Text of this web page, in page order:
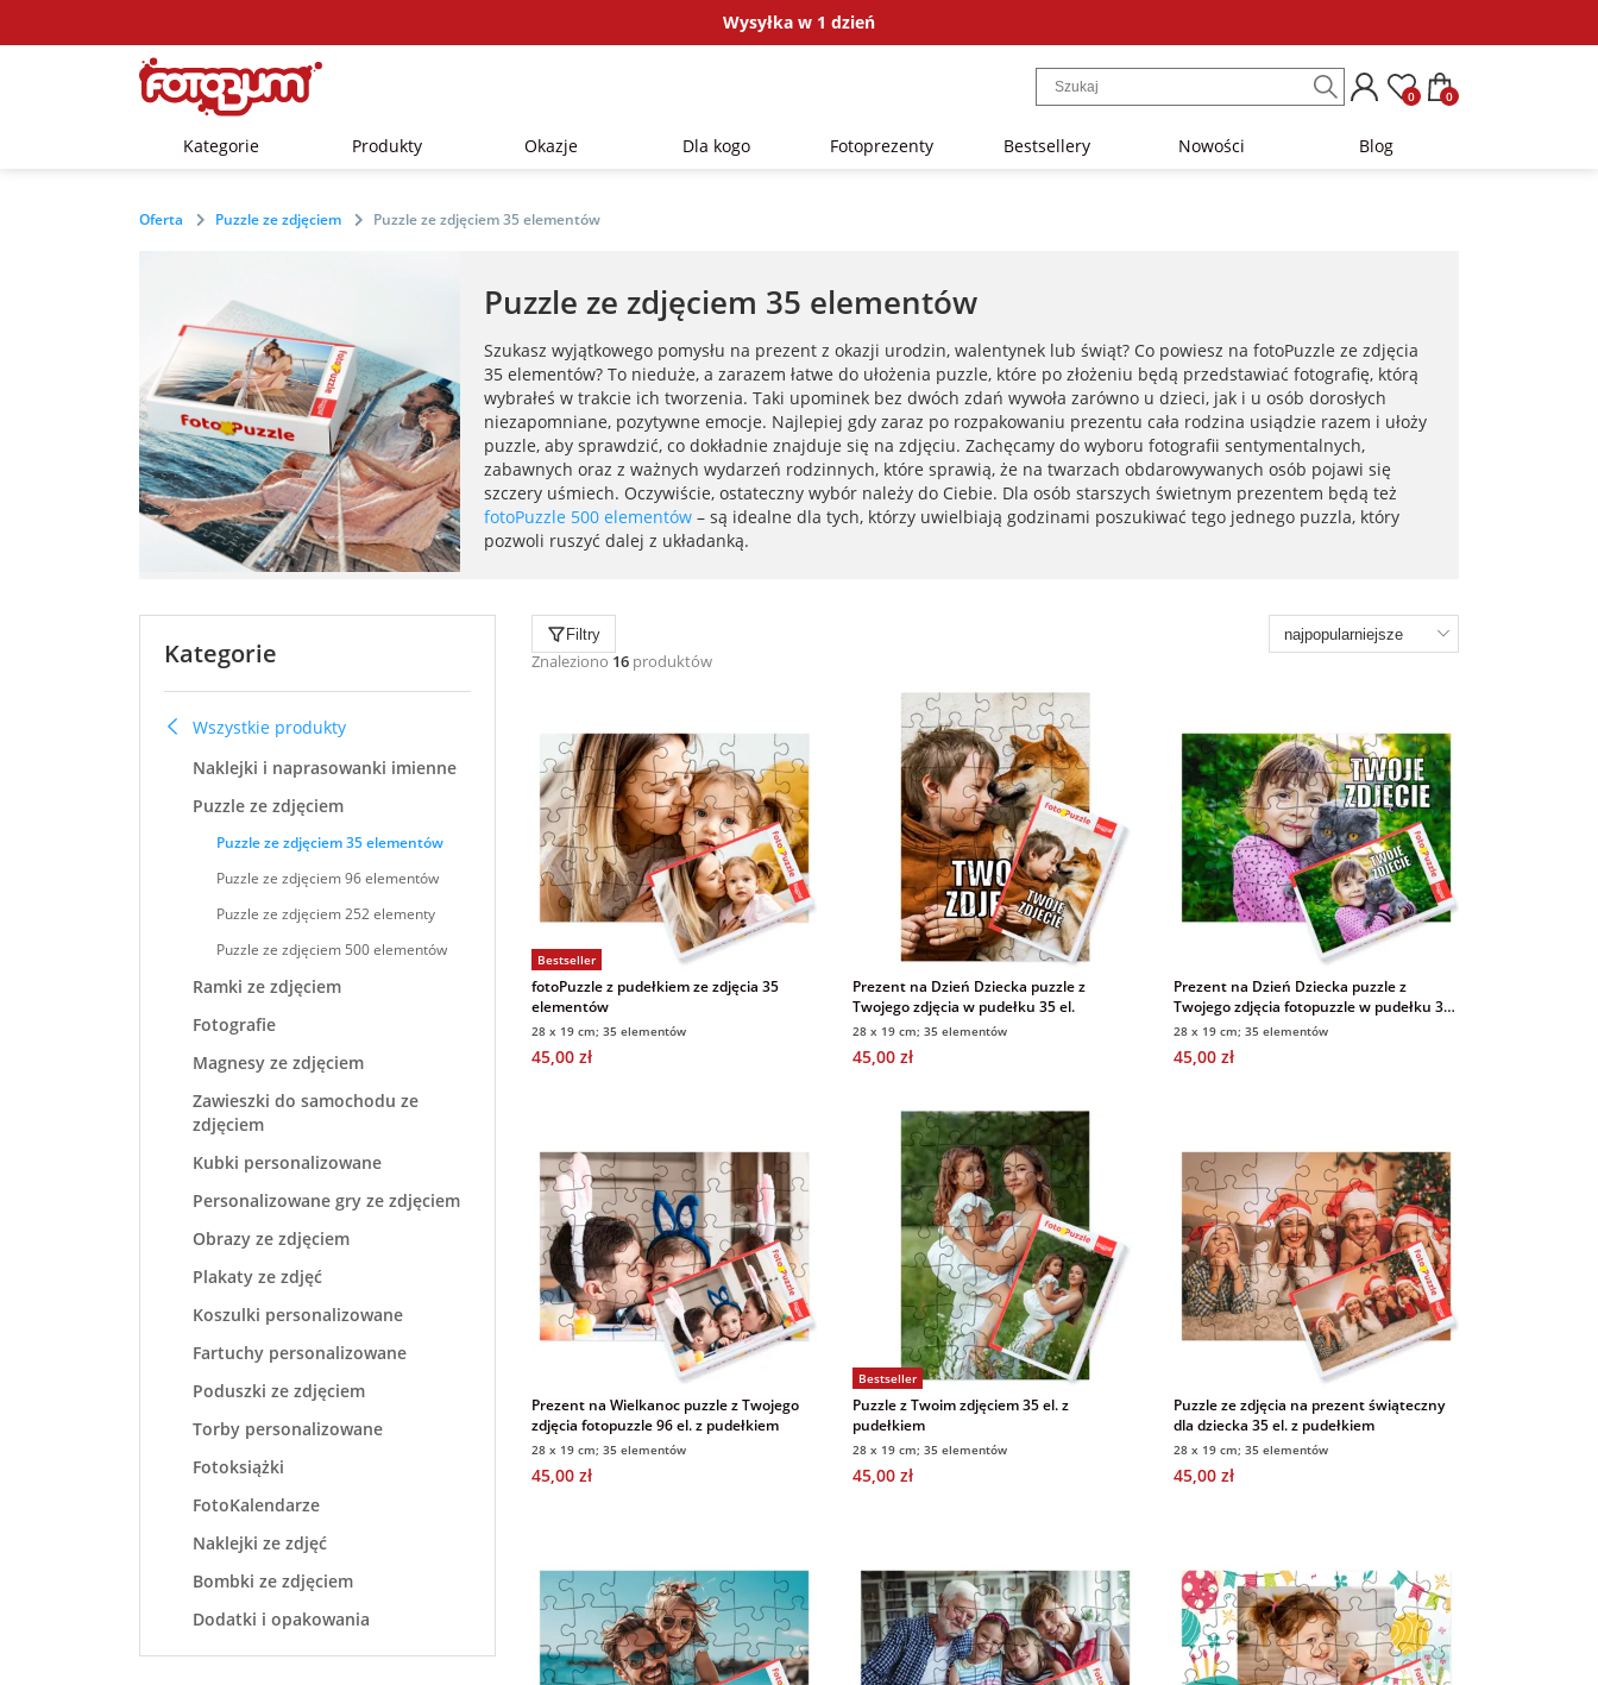
Wysyłka w 1 dzień
0 0
Kategorie Produkty Okazje Dla kogo Fotoprezenty Bestsellery Nowości Blog
Oferta Puzzle ze zdjęciem Puzzle ze zdjęciem 35 elementów
Puzzle ze zdjęciem 35 elementów
Szukasz wyjątkowego pomysłu na prezent z okazji urodzin, walentynek lub świąt? Co powiesz na fotoPuzzle ze zdjęcia
35 elementów? To nieduże, a zarazem łatwe do ułożenia puzzle, które po złożeniu będą przedstawiać fotografię, którą
wybrałeś w trakcie ich tworzenia. Taki upominek bez dwóch zdań wywoła zarówno u dzieci, jak i u osób dorosłych
niezapomniane, pozytywne emocje. Najlepiej gdy zaraz po rozpakowaniu prezentu cała rodzina usiądzie razem i ułoży
puzzle, aby sprawdzić, co dokładnie znajduje się na zdjęciu. Zachęcamy do wyboru fotografii sentymentalnych,
zabawnych oraz z ważnych wydarzeń rodzinnych, które sprawią, że na twarzach obdarowywanych osób pojawi się
szczery uśmiech. Oczywiście, ostateczny wybór należy do Ciebie. Dla osób starszych świetnym prezentem będą też
fotoPuzzle 500 elementów – są idealne dla tych, którzy uwielbiają godzinami poszukiwać tego jednego puzzla, który
pozwoli ruszyć dalej z układanką.
Kategorie
Wszystkie produkty
Naklejki i naprasowanki imienne
Puzzle ze zdjęciem
Puzzle ze zdjęciem 35 elementów
Puzzle ze zdjęciem 96 elementów
Puzzle ze zdjęciem 252 elementy
Puzzle ze zdjęciem 500 elementów
Ramki ze zdjęciem
Fotografie
Magnesy ze zdjęciem
Zawieszki do samochodu ze
zdjęciem
Kubki personalizowane
Personalizowane gry ze zdjęciem
Obrazy ze zdjęciem
Plakaty ze zdjęć
Koszulki personalizowane
Fartuchy personalizowane
Poduszki ze zdjęciem
Torby personalizowane
Fotoksiążki
FotoKalendarze
Naklejki ze zdjęć
Bombki ze zdjęciem
Dodatki i opakowania
Filtry
Znaleziono 16 produktów
Bestseller
fotoPuzzle z pudełkiem ze zdjęcia 35
elementów
28 x 19 cm; 35 elementów
45,00 zł
Prezent na Dzień Dziecka puzzle z
Twojego zdjęcia w pudełku 35 el.
28 x 19 cm; 35 elementów
45,00 zł
Prezent na Dzień Dziecka puzzle z
Twojego zdjęcia fotopuzzle w pudełku 35
el.
28 x 19 cm; 35 elementów
45,00 zł
Prezent na Wielkanoc puzzle z Twojego
zdjęcia fotopuzzle 96 el. z pudełkiem
28 x 19 cm; 35 elementów
45,00 zł
Bestseller
Puzzle z Twoim zdjęciem 35 el. z
pudełkiem
28 x 19 cm; 35 elementów
45,00 zł
Puzzle ze zdjęcia na prezent świąteczny
dla dziecka 35 el. z pudełkiem
28 x 19 cm; 35 elementów
45,00 zł